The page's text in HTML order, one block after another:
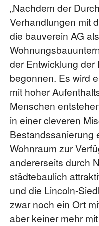
„Nachdem der
Verhandlungen mit
die bauverein AG
der Entwicklung der
begonnen. Es wird
mit hoher
Menschen
in einer cleveren
Bestandssanierung
Wohnraum zur
andererseits durch
städtebaulich
und die Lincoln-
zwar noch ein Ort
aber keiner mehr